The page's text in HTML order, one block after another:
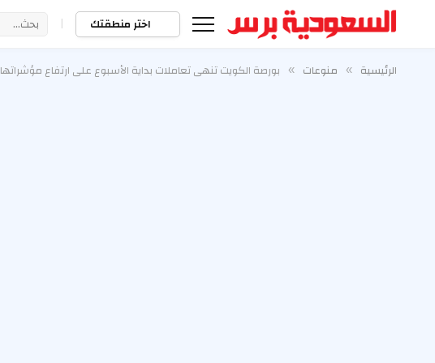
اختر منطقتك |
الرئيسية » منوعات » بورصة الكويت تنهي تعاملات بداية الأسبوع على ارتفاع مؤشراتها